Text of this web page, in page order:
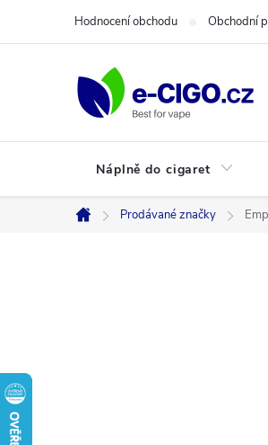
Hodnocení obchodu Obchodní
Náplně do cigaret
Domů
Prodávané značky